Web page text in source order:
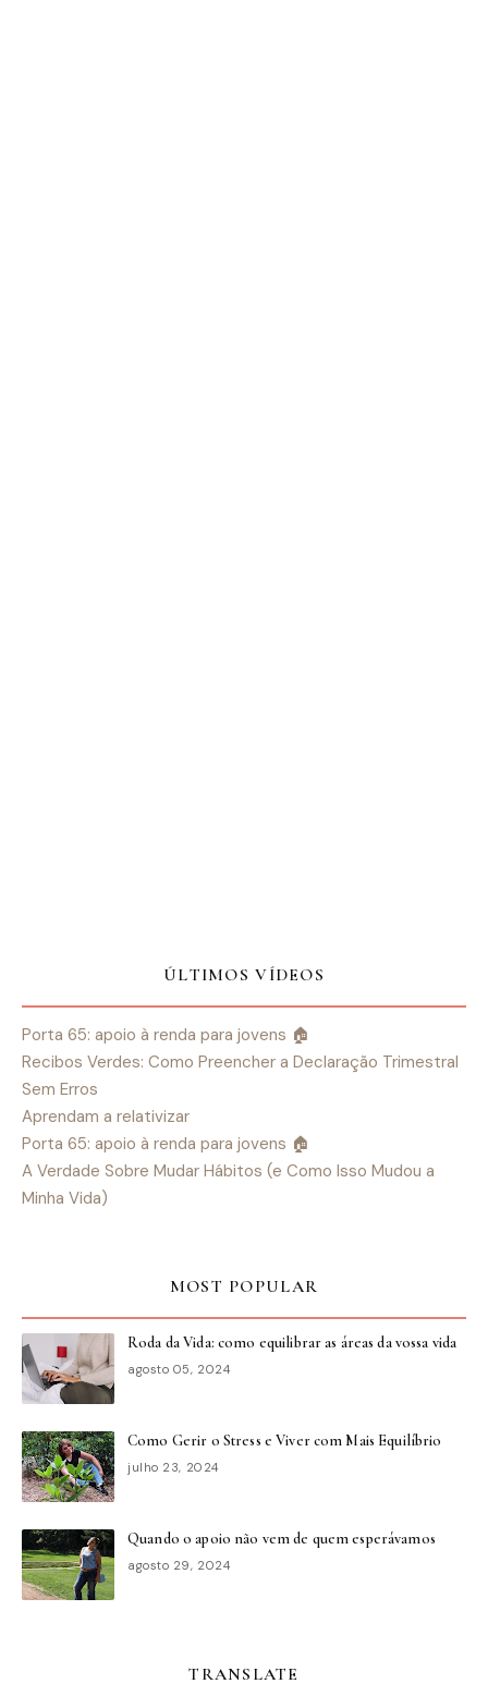
ÚLTIMOS VÍDEOS
Porta 65: apoio à renda para jovens 🏠
Recibos Verdes: Como Preencher a Declaração Trimestral
Sem Erros
Aprendam a relativizar
Porta 65: apoio à renda para jovens 🏠
A Verdade Sobre Mudar Hábitos (e Como Isso Mudou a
Minha Vida)
MOST POPULAR
Roda da Vida: como equilibrar as áreas da vossa vida
agosto 05, 2024
Como Gerir o Stress e Viver com Mais Equilíbrio
julho 23, 2024
Quando o apoio não vem de quem esperávamos
agosto 29, 2024
TRANSLATE